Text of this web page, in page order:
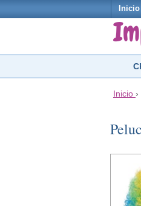
Inicio
Inicio ›